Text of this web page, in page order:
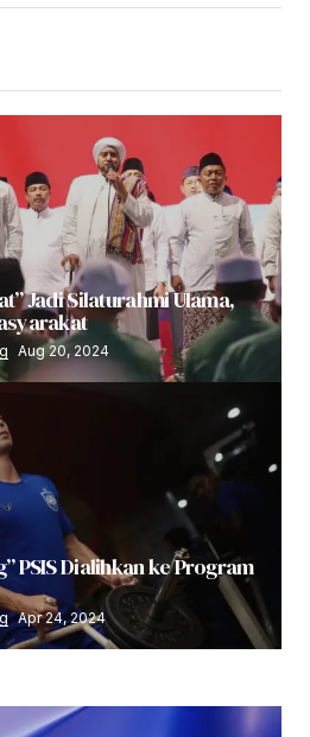
Jadi Silaturahmi Ulama,
Aug 20, 2024
PSIS Dialihkan ke Program
Apr 24, 2024